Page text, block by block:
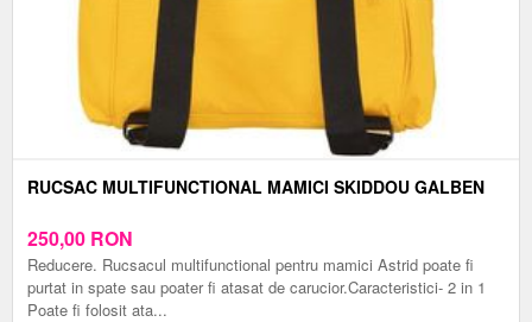
RUCSAC MULTIFUNCTIONAL MAMICI SKIDDOU GALBEN
250,00 RON
Reducere. Rucsacul multifunctional pentru mamici Astrid poate fi
purtat in spate sau poater fi atasat de carucior.Caracteristici- 2 in 1
Poate fi folosit ata...